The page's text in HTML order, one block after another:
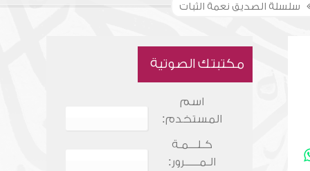
سلسلة الصديق نعمة الثبات
مكتبتك الصوتية
اسم
المستخدم:
كـلـــمـة
الـمـــــرور: